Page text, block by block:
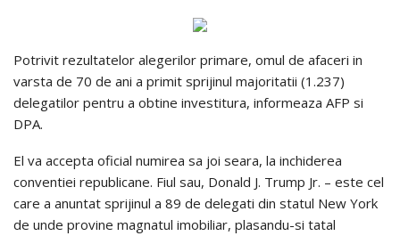
Potrivit rezultatelor alegerilor primare, omul de afaceri in
varsta de 70 de ani a primit sprijinul majoritatii (1.237)
delegatilor pentru a obtine investitura, informeaza AFP si
DPA.
El va accepta oficial numirea sa joi seara, la inchiderea
conventiei republicane. Fiul sau, Donald J. Trump Jr. – este cel
care a anuntat sprijinul a 89 de delegati din statul New York
de unde provine magnatul imobiliar, plasandu-si tatal